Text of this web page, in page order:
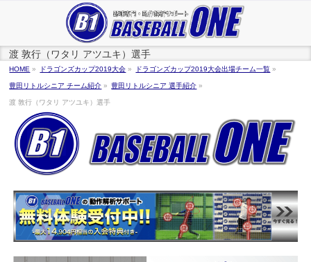
渡 敦行（ワタリ アツユキ）選手
HOME » ドラゴンズカップ2019大会 » ドラゴンズカップ2019大会出場チーム一覧 »
豊田リトルシニア チーム紹介 » 豊田リトルシニア 選手紹介 »
渡 敦行（ワタリ アツユキ）選手